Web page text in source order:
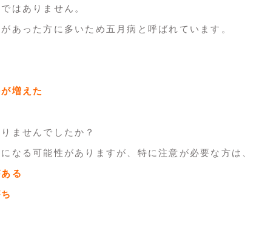
はありません。
あった方に多いため五月病と呼ばれています。
増えた
ませんでしたか？
なる可能性がありますが、特に注意が必要な方は、
る